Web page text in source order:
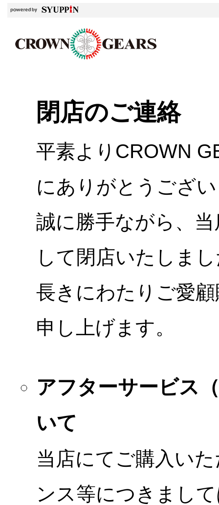
閉店のご連絡
平素よりCROWN
にありがとうござ
誠に勝手ながら、
して閉店いたしま
長きにわたりご愛
申し上げます。
アフターサービス
いて
当店にてご購入い
ンス等につきまし